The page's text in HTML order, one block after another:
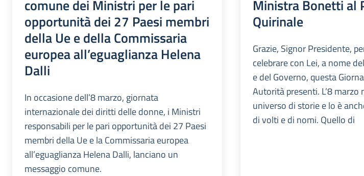
comune dei Ministri per le pari
opportunità dei 27 Paesi membri
della Ue e della Commissaria
europea all’eguaglianza Helena
Dalli
In occasione dell’8 marzo, giornata
internazionale dei diritti delle donne, i Ministri
responsabili per le pari opportunità dei 27 Paesi
membri della Ue e la Commissaria europea
all’eguaglianza Helena Dalli, lanciano un
messaggio comune.
Ministra Bonetti al
Quirinale
Grazie, Signor Presidente,
celebrare con Lei, a nome
e del Governo, questa
Autorità presenti. L’8 marzo
universo di storie e lo è
di volti e di nomi. Quello di